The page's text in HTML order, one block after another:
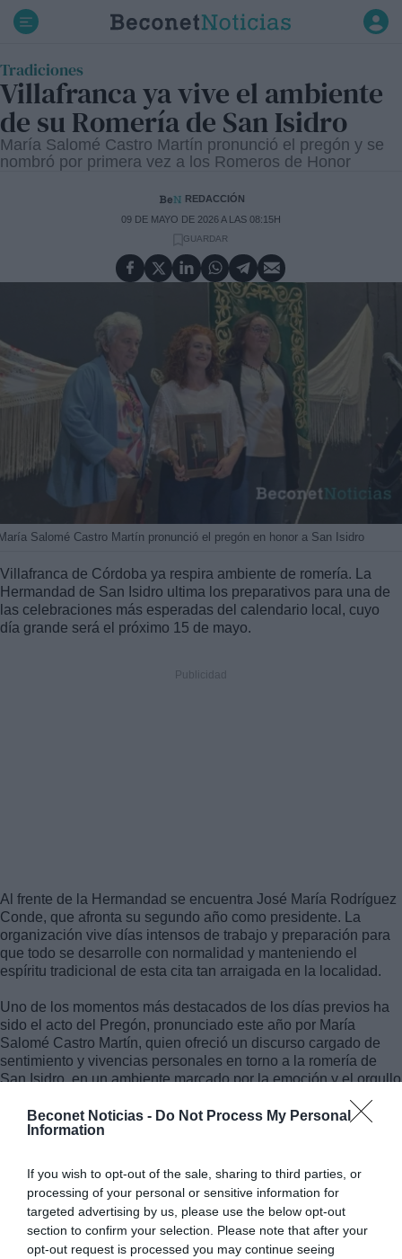
Beconet Noticias - Do Not Process My Personal
Information
If you wish to opt-out of the sale, sharing to third parties, or
processing of your personal or sensitive information for
targeted advertising by us, please use the below opt-out
section to confirm your selection. Please note that after your
opt-out request is processed you may continue seeing
Tradiciones
Villafranca ya vive el ambiente
de su Romería de San Isidro
María Salomé Castro Martín pronunció el pregón y se
nombró por primera vez a los Romeros de Honor
REDACCIÓN
09 DE MAYO DE 2026 A LAS 08:15H
GUARDAR
Salomé Castro Martín pronunció el pregón en honor a San Isidro
Villafranca de Córdoba ya respira ambiente de romería. La
Hermandad de San Isidro ultima los preparativos para una de
las celebraciones más esperadas del calendario local, cuyo
día grande será el próximo 15 de mayo.
Al frente de la Hermandad se encuentra José María Rodríguez
Conde, que afronta su segundo año como presidente. La
organización vive días intensos de trabajo y preparación para
que todo se desarrolle con normalidad y manteniendo el
espíritu tradicional de esta cita tan arraigada en la localidad.
Uno de los momentos más destacados de los días previos ha
sido el acto del Pregón, pronunciado este año por María
Salomé Castro Martín, quien ofreció un discurso cargado de
sentimiento y vivencias personales en torno a la romería de
San Isidro, en un ambiente marcado por la emoción y el orgullo